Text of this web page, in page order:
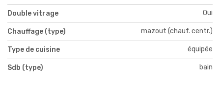
Double vitrage Oui
Chauffage (type) mazout (chauf. centr.)
Type de cuisine équipée
Sdb (type) bain